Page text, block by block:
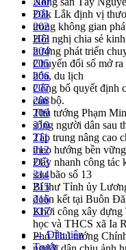
Đắk Lắk định vị
trong không gian
Hội nghị chia sẻ
hướng phát triển
Chuyển đổi số mở
hóa, du lịch
Công bố quyết định
cán bộ.
Thủ tướng Phạm
sống người dân sau
Tập trung nâng cao
theo hướng bền vững
Đẩy nhanh công tác
sau bão số 13
Bí thư Tỉnh ủy
đoàn kết tại Buôn
Khởi công xây dựng
học và THCS xã Ia
Phó Thủ tướng
201
202
203
204
205
206
207
208
209
210
211
212
213
214
215
216
217
← Đầu tiên
Trước